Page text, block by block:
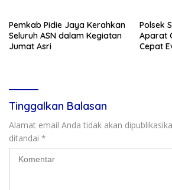
Pemkab Pidie Jaya Kerahkan
Seluruh ASN dalam Kegiatan
Jumat Asri
Polsek
Aparat
Cepat
Tinggalkan Balasan
Alamat email Anda tidak akan
ditandai *